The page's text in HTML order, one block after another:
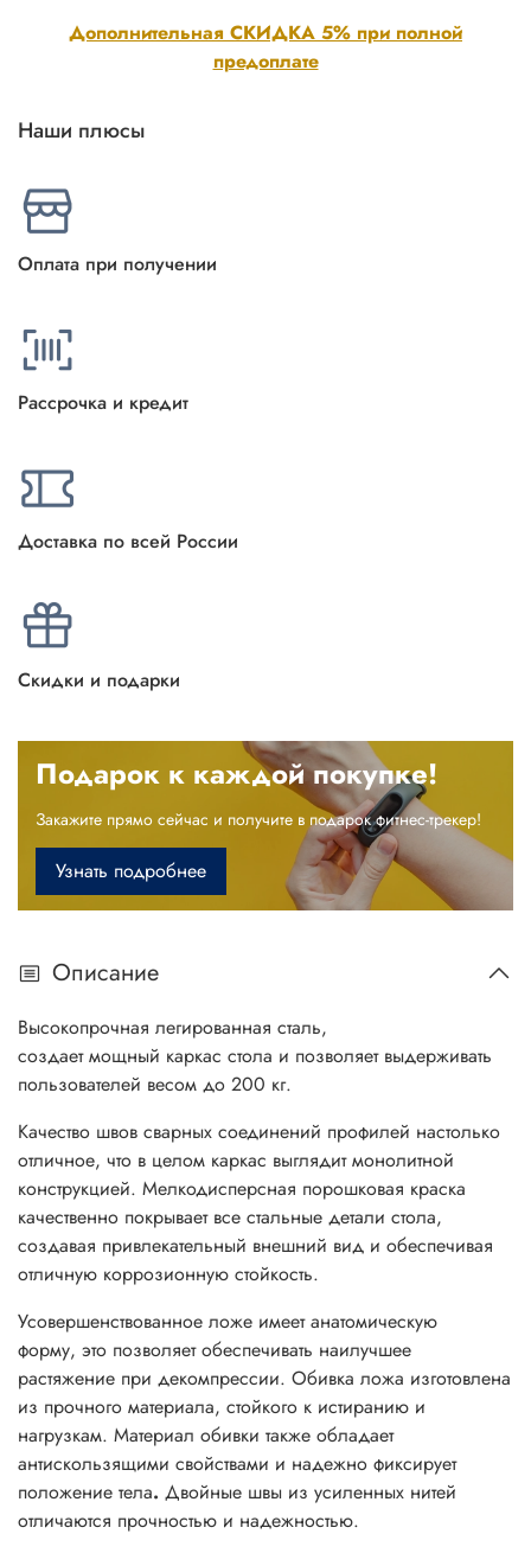
Дополнительная СКИДКА 5% при полной
предоплате
Наши плюсы
Оплата при получении
Рассрочка и кредит
Доставка по всей России
Скидки и подарки
Подарок к каждой покупке!
Закажите прямо сейчас и получите в подарок фитнес-трекер!
Узнать подробнее
Описание
Высокопрочная легированная сталь,
создает мощный каркас стола и позволяет выдерживать
пользователей весом до 200 кг.
Качество швов сварных соединений профилей настолько
отличное, что в целом каркас выглядит монолитной
конструкцией. Мелкодисперсная порошковая краска
качественно покрывает все стальные детали стола,
создавая привлекательный внешний вид и обеспечивая
отличную коррозионную стойкость.
Усовершенствованное ложе имеет анатомическую
форму, это позволяет обеспечивать наилучшее
растяжение при декомпрессии. Обивка ложа изготовлена
из прочного материала, стойкого к истиранию и
нагрузкам. Материал обивки также обладает
антискользящими свойствами и надежно фиксирует
положение тела. Двойные швы из усиленных нитей
отличаются прочностью и надежностью.